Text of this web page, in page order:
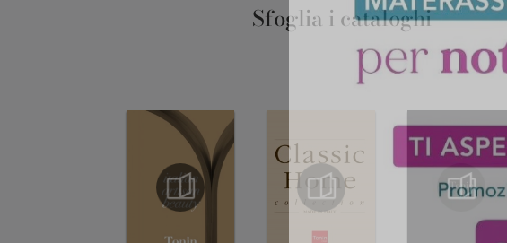
Sfoglia i cataloghi